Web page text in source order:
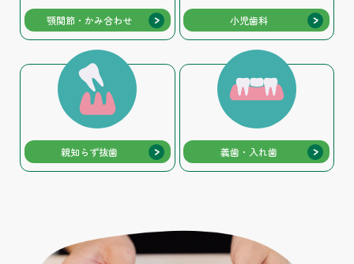
顎関節・かみ合わせ 小児歯科
親知らず抜歯 義歯・入れ歯